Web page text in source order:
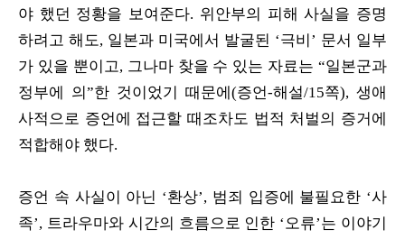
야 했던 정황을 보여준다. 위안부의 피해 사실을 증명
하려고 해도, 일본과 미국에서 발굴된 ‘극비’ 문서 일부
가 있을 뿐이고, 그나마 찾을 수 있는 자료는 “일본군과
정부에 의”한 것이었기 때문에(증언-해설/15쪽), 생애
사적으로 증언에 접근할 때조차도 법적 처벌의 증거에
적합해야 했다.
증언 속 사실이 아닌 ‘환상’, 범죄 입증에 불필요한 ‘사
족’, 트라우마와 시간의 흐름으로 인한 ‘오류’는 이야기